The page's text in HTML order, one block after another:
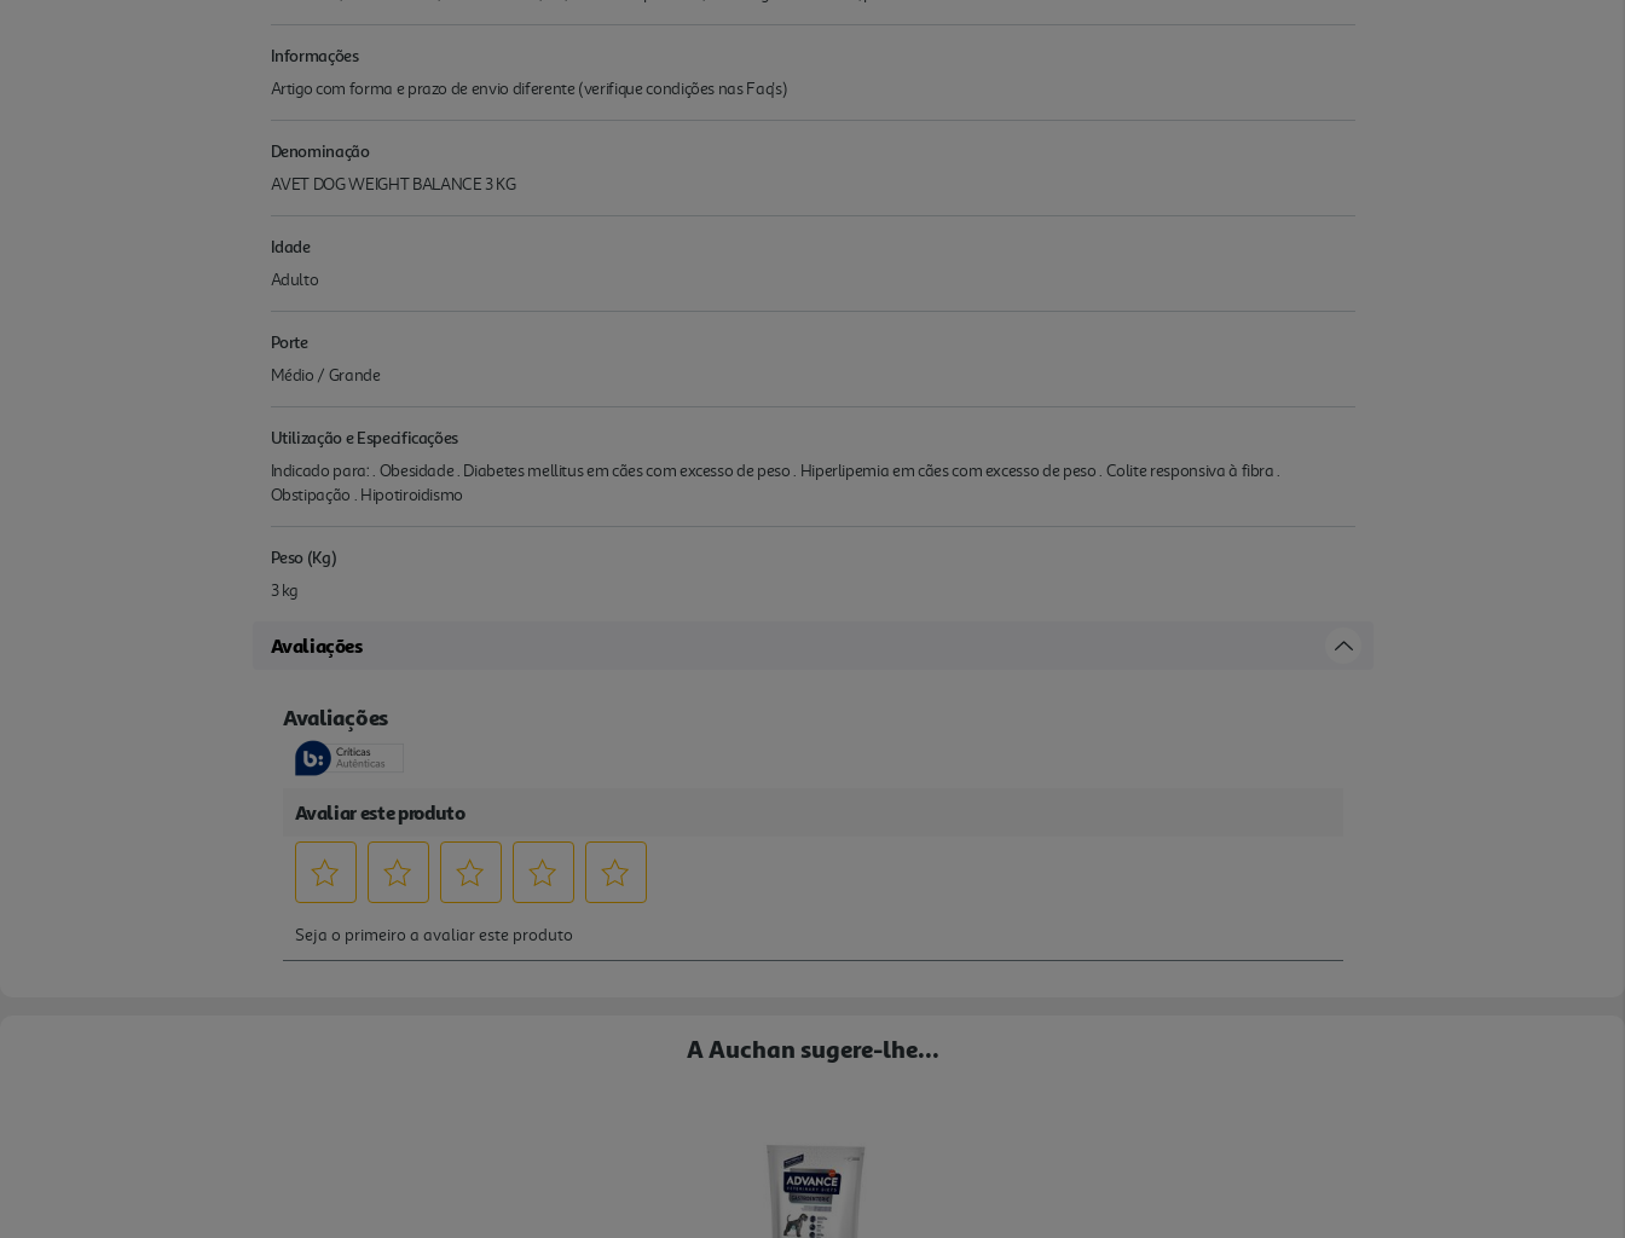
Informações
Artigo com forma e prazo de envio diferente (verifique condições nas Faq's)
Denominação
AVET DOG WEIGHT BALANCE 3 KG
Idade
Adulto
Porte
Médio / Grande
Utilização e Especificações
Indicado para: . Obesidade . Diabetes mellitus em cães com excesso de peso . Hiperlipemia em cães com excesso de peso . Colite responsiva à fibra .
Obstipação . Hipotiroidismo
Peso (Kg)
3 kg
Avaliações
A Auchan sugere-lhe...